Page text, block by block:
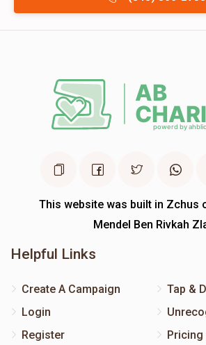
This website was built in Zchus
Mendel Ben Rivkah
Helpful Links
Create A Campaign
Login
Register
Tap &
Pricing